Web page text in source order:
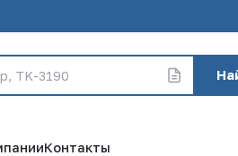
Контакты